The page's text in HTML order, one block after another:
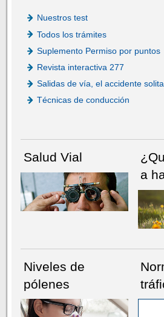
Nuestros test
Todos los trámites
Suplemento Permiso por puntos
Revista interactiva 277
Salidas de vía, el accidente
Técnicas de conducción
Salud Vial
a
Niveles de
pólenes